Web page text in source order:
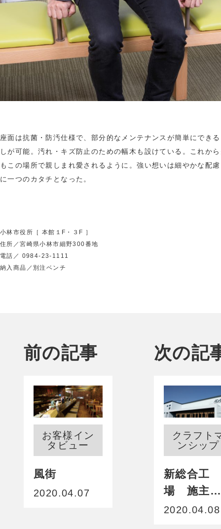
座面は抗菌・防汚仕様で、部分的なメンテナンスが簡単にでき
しが可能。汚れ・キズ防止のための幅木も設けている。これか
もこの場所で親しまれ愛されるように。強い想いは細やかな配
に一つのカタチとなった。
小林市役所［ 本館１F・３F ］
住所／宮崎県小林市細野300番地
電話／ 0984-23-1111
納入商品／別注ベンチ
前の記事
お客様イン
タビュー
風街
2020.04.07
次の記
クラフト
ンシップ
新総合工
場 施主検
査を経て
2020.04.08